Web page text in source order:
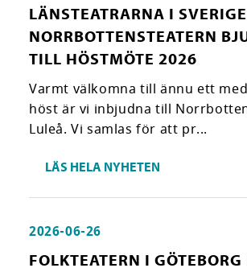
LÄNSTEATRARNA I
NORRBOTTENSTEATERN
TILL HÖSTMÖTE 2026
Varmt välkomna till ännu ett
höst är vi inbjudna till
Luleå. Vi samlas för att pr...
LÄS HELA NYHETEN
2026-06-26
FOLKTEATERN I GÖTEBORG